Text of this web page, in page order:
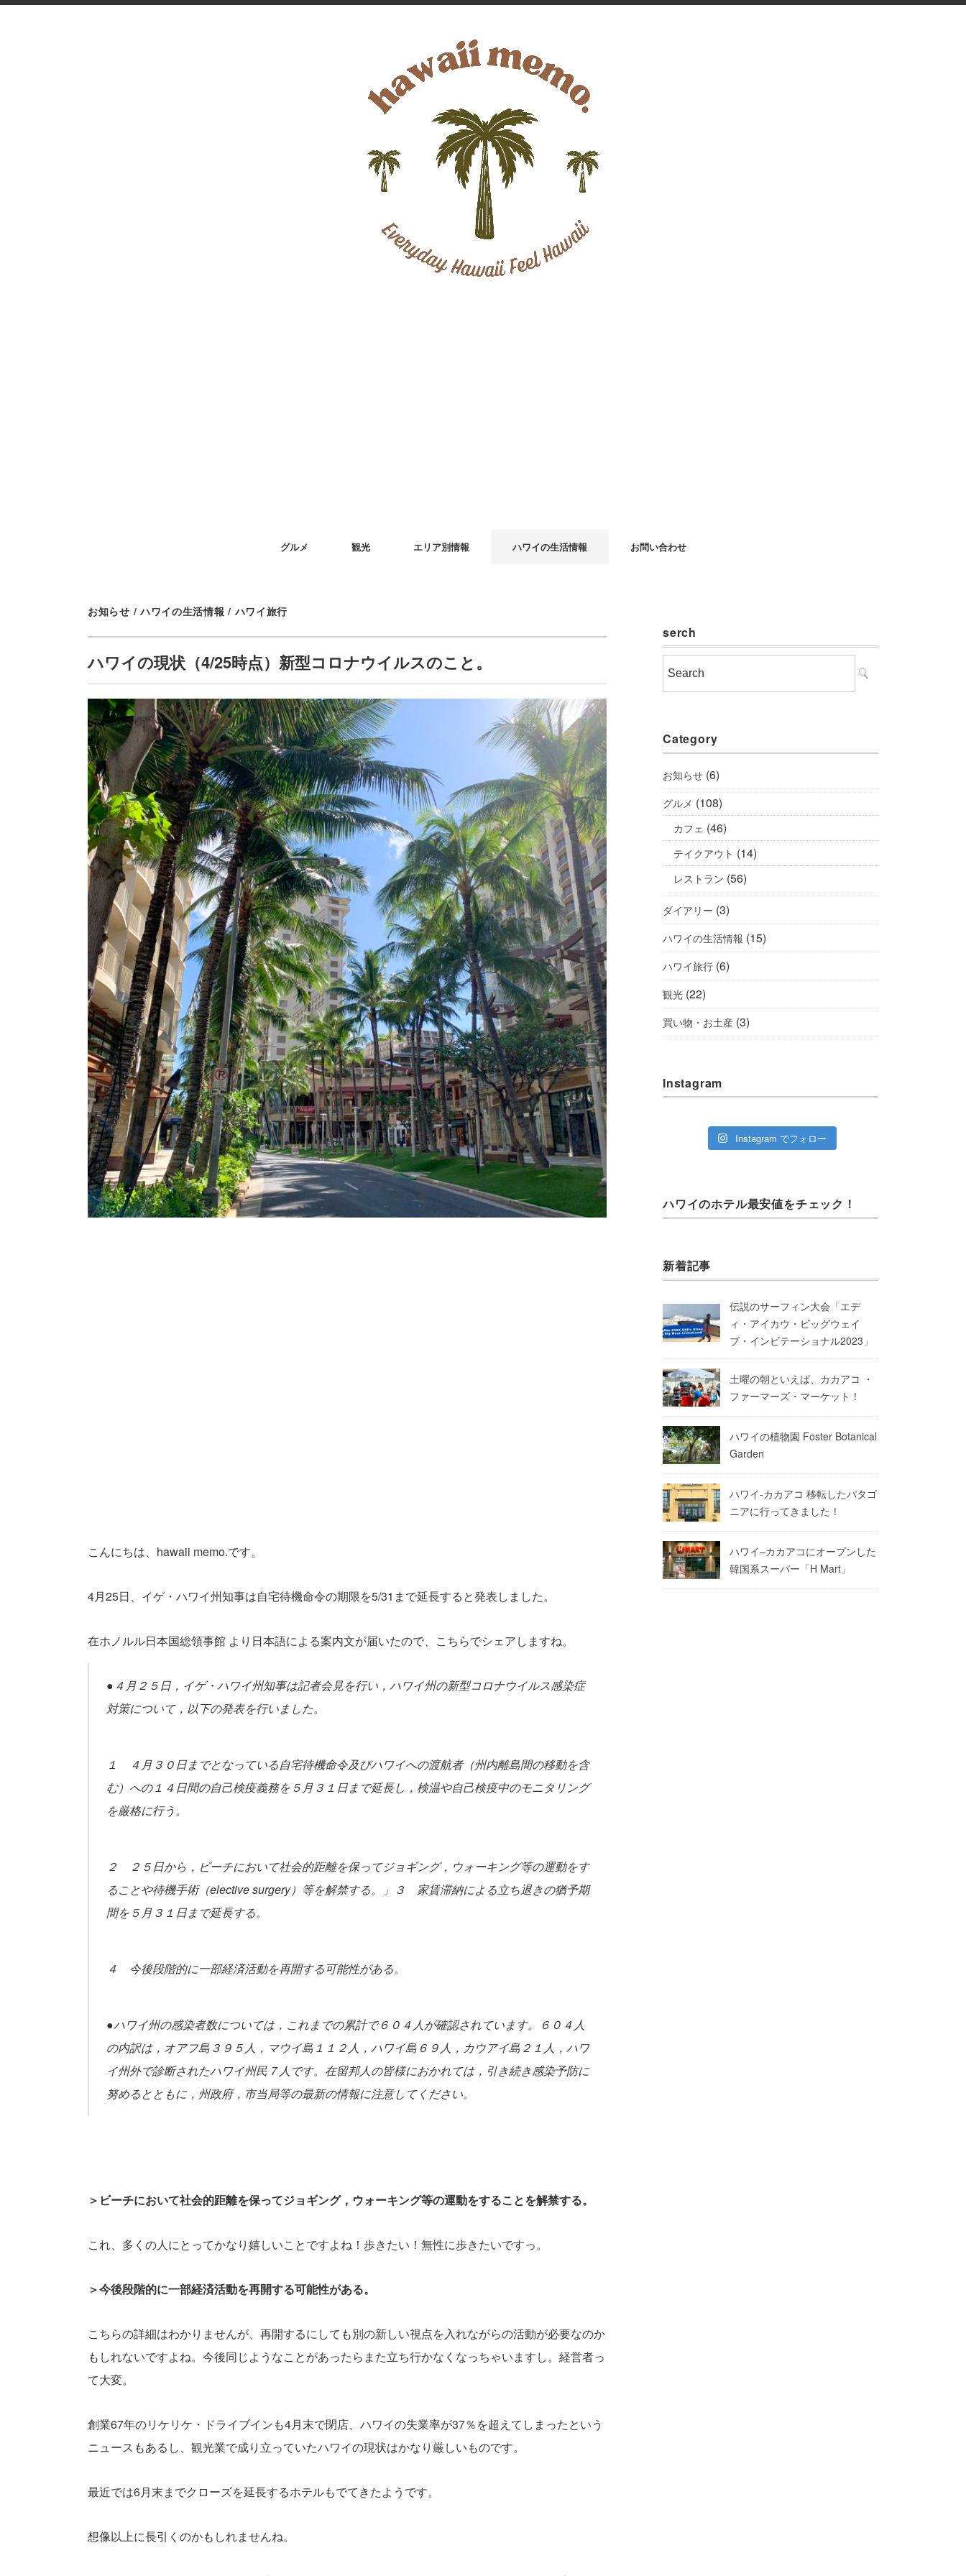
グルメ 観光 エリア別情報 ハワイの生活情報 お問い合わせ
お知らせ /ハワイの生活情報 /ハワイ旅行
ハワイの現状（4/25時点）新型コロナウイルスのこと。
こんにちは、hawaii memo.です。
4月25日、イゲ・ハワイ州知事は自宅待機命令の期限を5/31まで延長すると発表しました。
在ホノルル日本国総領事館 より日本語による案内文が届いたので、こちらでシェアしますね。
●４月２５日，イゲ・ハワイ州知事は記者会見を行い，ハワイ州の新型コロナウイルス感染症
対策について，以下の発表を行いました。
１ ４月３０日までとなっている自宅待機命令及びハワイへの渡航者（州内離島間の移動を含
む）への１４日間の自己検疫義務を５月３１日まで延長し，検温や自己検疫中のモニタリング
を厳格に行う。
２ ２５日から，ビーチにおいて社会的距離を保ってジョギング，ウォーキング等の運動をす
ることや待機手術（elective surgery）等を解禁する。」３ 家賃滞納による立ち退きの猶予期
間を５月３１日まで延長する。
４ 今後段階的に一部経済活動を再開する可能性がある。
●ハワイ州の感染者数については，これまでの累計で６０４人が確認されています。６０４人
の内訳は，オアフ島３９５人，マウイ島１１２人，ハワイ島６９人，カウアイ島２１人，ハワ
イ州外で診断されたハワイ州民７人です。在留邦人の皆様におかれては，引き続き感染予防に
努めるとともに，州政府，市当局等の最新の情報に注意してください。
＞ビーチにおいて社会的距離を保ってジョギング，ウォーキング等の運動をすることを解禁する。
これ、多くの人にとってかなり嬉しいことですよね！歩きたい！無性に歩きたいですっ。
＞今後段階的に一部経済活動を再開する可能性がある。
こちらの詳細はわかりませんが、再開するにしても別の新しい視点を入れながらの活動が必要なのか
もしれないですよね。今後同じようなことがあったらまた立ち行かなくなっちゃいますし。経営者っ
て大変。
創業67年のリケリケ・ドライブインも4月末で閉店、ハワイの失業率が37％を超えてしまったという
ニュースもあるし、観光業で成り立っていたハワイの現状はかなり厳しいものです。
最近では6月末までクローズを延長するホテルもでてきたようです。
想像以上に長引くのかもしれませんね。
serch
Category
お知らせ(6)
グルメ (108)
カフェ (46)
テイクアウト (14)
レストラン (56)
ダイアリー (3)
ハワイの生活情報 (15)
ハワイ旅行(6)
観光(22)
買い物・お土産(3)
Instagram
Instagram でフォロー
ハワイのホテル最安値をチェック！
新着記事
伝説のサーフィン大会「エデ
ィ・アイカウ・ビッグウェイ
ブ・インビテーショナル2023」
土曜の朝といえば、カカアコ ・
ファーマーズ・マーケット！
ハワイの植物園 Foster Botanical
Garden
ハワイ-カカアコ 移転したパタゴ
ニアに行ってきました！
ハワイ–カカアコにオープンした
韓国系スーパー「H Mart」